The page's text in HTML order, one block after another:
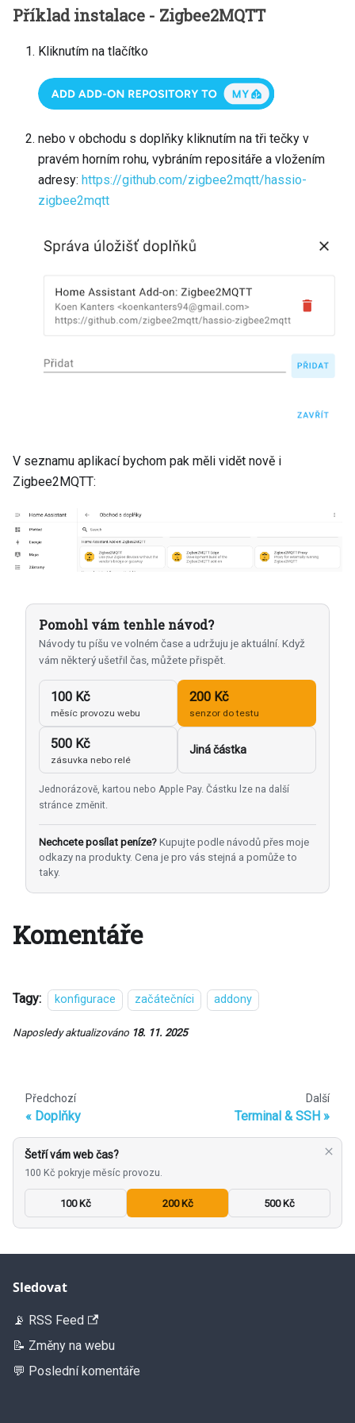
Příklad instalace - Zigbee2MQTT
Kliknutím na tlačítko
nebo v obchodu s doplňky kliknutím na tři tečky v
pravém horním rohu, vybráním repositáře a vložením
adresy: https://github.com/zigbee2mqtt/hassio-
zigbee2mqtt
V seznamu aplikací bychom pak měli vidět nově i
Zigbee2MQTT:
Pomohl vám tenhle návod?
Návody tu píšu ve volném čase a udržuju je aktuální. Když
vám některý ušetřil čas, můžete přispět.
100 Kč
měsíc provozu webu
200 Kč
senzor do testu
500 Kč
zásuvka nebo relé
Jiná částka
Jednorázově, kartou nebo Apple Pay. Částku lze na další
stránce změnit.
Nechcete posílat peníze? Kupujte podle návodů přes moje
odkazy na produkty. Cena je pro vás stejná a pomůže to
taky.
Komentáře
Tagy: konfigurace začátečníci addony
Naposledy aktualizováno 18. 11. 2025
Předchozí
Doplňky
Další
Terminal & SSH
Šetří vám web čas?
100 Kč pokryje měsíc provozu.
100 Kč 200 Kč 500 Kč
Sledovat
📡 RSS Feed
📝 Změny na webu
💬 Poslední komentáře